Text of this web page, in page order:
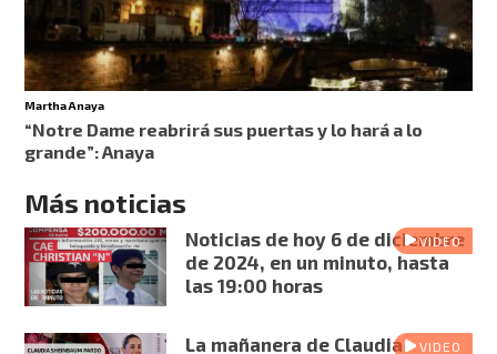
Martha Anaya
“Notre Dame reabrirá sus puertas y lo hará a lo
grande”: Anaya
Más noticias
VIDEO
Noticias de hoy 6 de diciembre
de 2024, en un minuto, hasta
las 19:00 horas
VIDEO
La mañanera de Claudia